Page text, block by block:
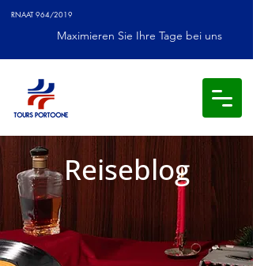
RNAAT 964/2019
Maximieren Sie Ihre Tage bei uns
Reiseblog